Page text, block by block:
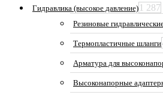
Гидравлика (высокое давление) 1 287
Резиновые
Термопластичные шланги
Арматура для
Высоконапорные